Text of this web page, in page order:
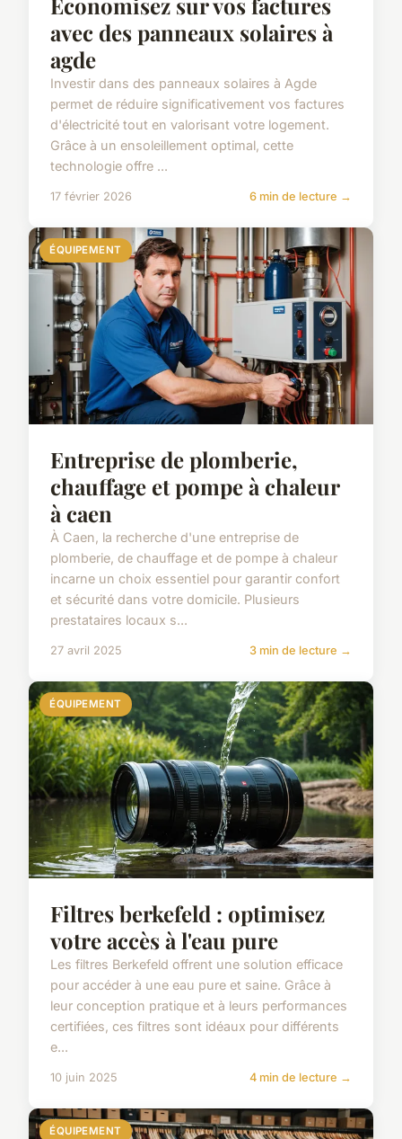
Économisez sur vos factures
avec des panneaux solaires à
agde
Investir dans des panneaux solaires à Agde
permet de réduire significativement vos factures
d'électricité tout en valorisant votre logement.
Grâce à un ensoleillement optimal, cette
technologie offre ...
17 février 2026 6 min de lecture →
ÉQUIPEMENT
Entreprise de plomberie,
chauffage et pompe à chaleur
à caen
À Caen, la recherche d'une entreprise de
plomberie, de chauffage et de pompe à chaleur
incarne un choix essentiel pour garantir confort
et sécurité dans votre domicile. Plusieurs
prestataires locaux s...
27 avril 2025 3 min de lecture →
ÉQUIPEMENT
Filtres berkefeld : optimisez
votre accès à l'eau pure
Les filtres Berkefeld offrent une solution efficace
pour accéder à une eau pure et saine. Grâce à
leur conception pratique et à leurs performances
certifiées, ces filtres sont idéaux pour différents
e...
10 juin 2025 4 min de lecture →
ÉQUIPEMENT